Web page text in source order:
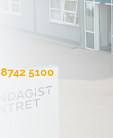
8742 5100